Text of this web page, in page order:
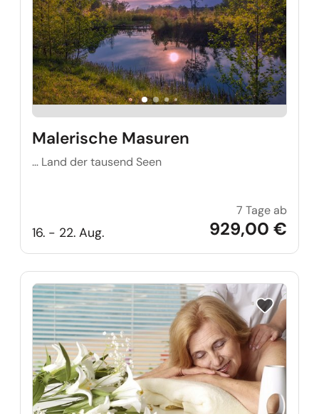
Malerische Masuren
… Land der tausend Seen
16. - 22. Aug.
7 Tage ab
929,00 €
Reise auf